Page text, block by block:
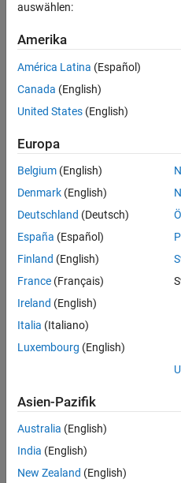
Customer Support
Education Sales
Marketing Services
Business Model Team
Human Resources
Derzeit
es
keine
offenen
Stellen,
Ihren
Suchkriterien
entsprechen.
können
die
Suchkriterien
weiter
fassen
oder
alle
Stellenangebote
anzeigen .
noch
keine
offenen
Stellen
auswählen:
Amerika
América Latina (Español)
Canada (English)
United States (English)
Europa
Belgium (English)
Denmark (English)
Deutschland (Deutsch)
España (Español)
Finland (English)
France (Français)
Ireland (English)
Italia (Italiano)
Luxembourg (English)
Asien-Pazifik
Australia (English)
India (English)
New Zealand (English)